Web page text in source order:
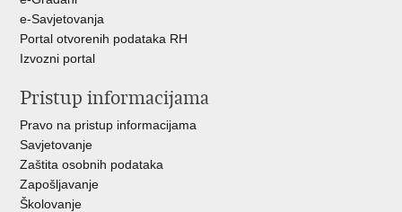
e-Savjetovanja
Portal otvorenih podataka RH
Izvozni portal
Pristup informacijama
Pravo na pristup informacijama
Savjetovanje
Zaštita osobnih podataka
Zapošljavanje
Školovanje